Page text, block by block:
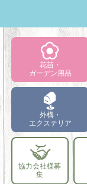
花苗・
ガーデン用品
外構・
エクステリア
協力会社様募
集